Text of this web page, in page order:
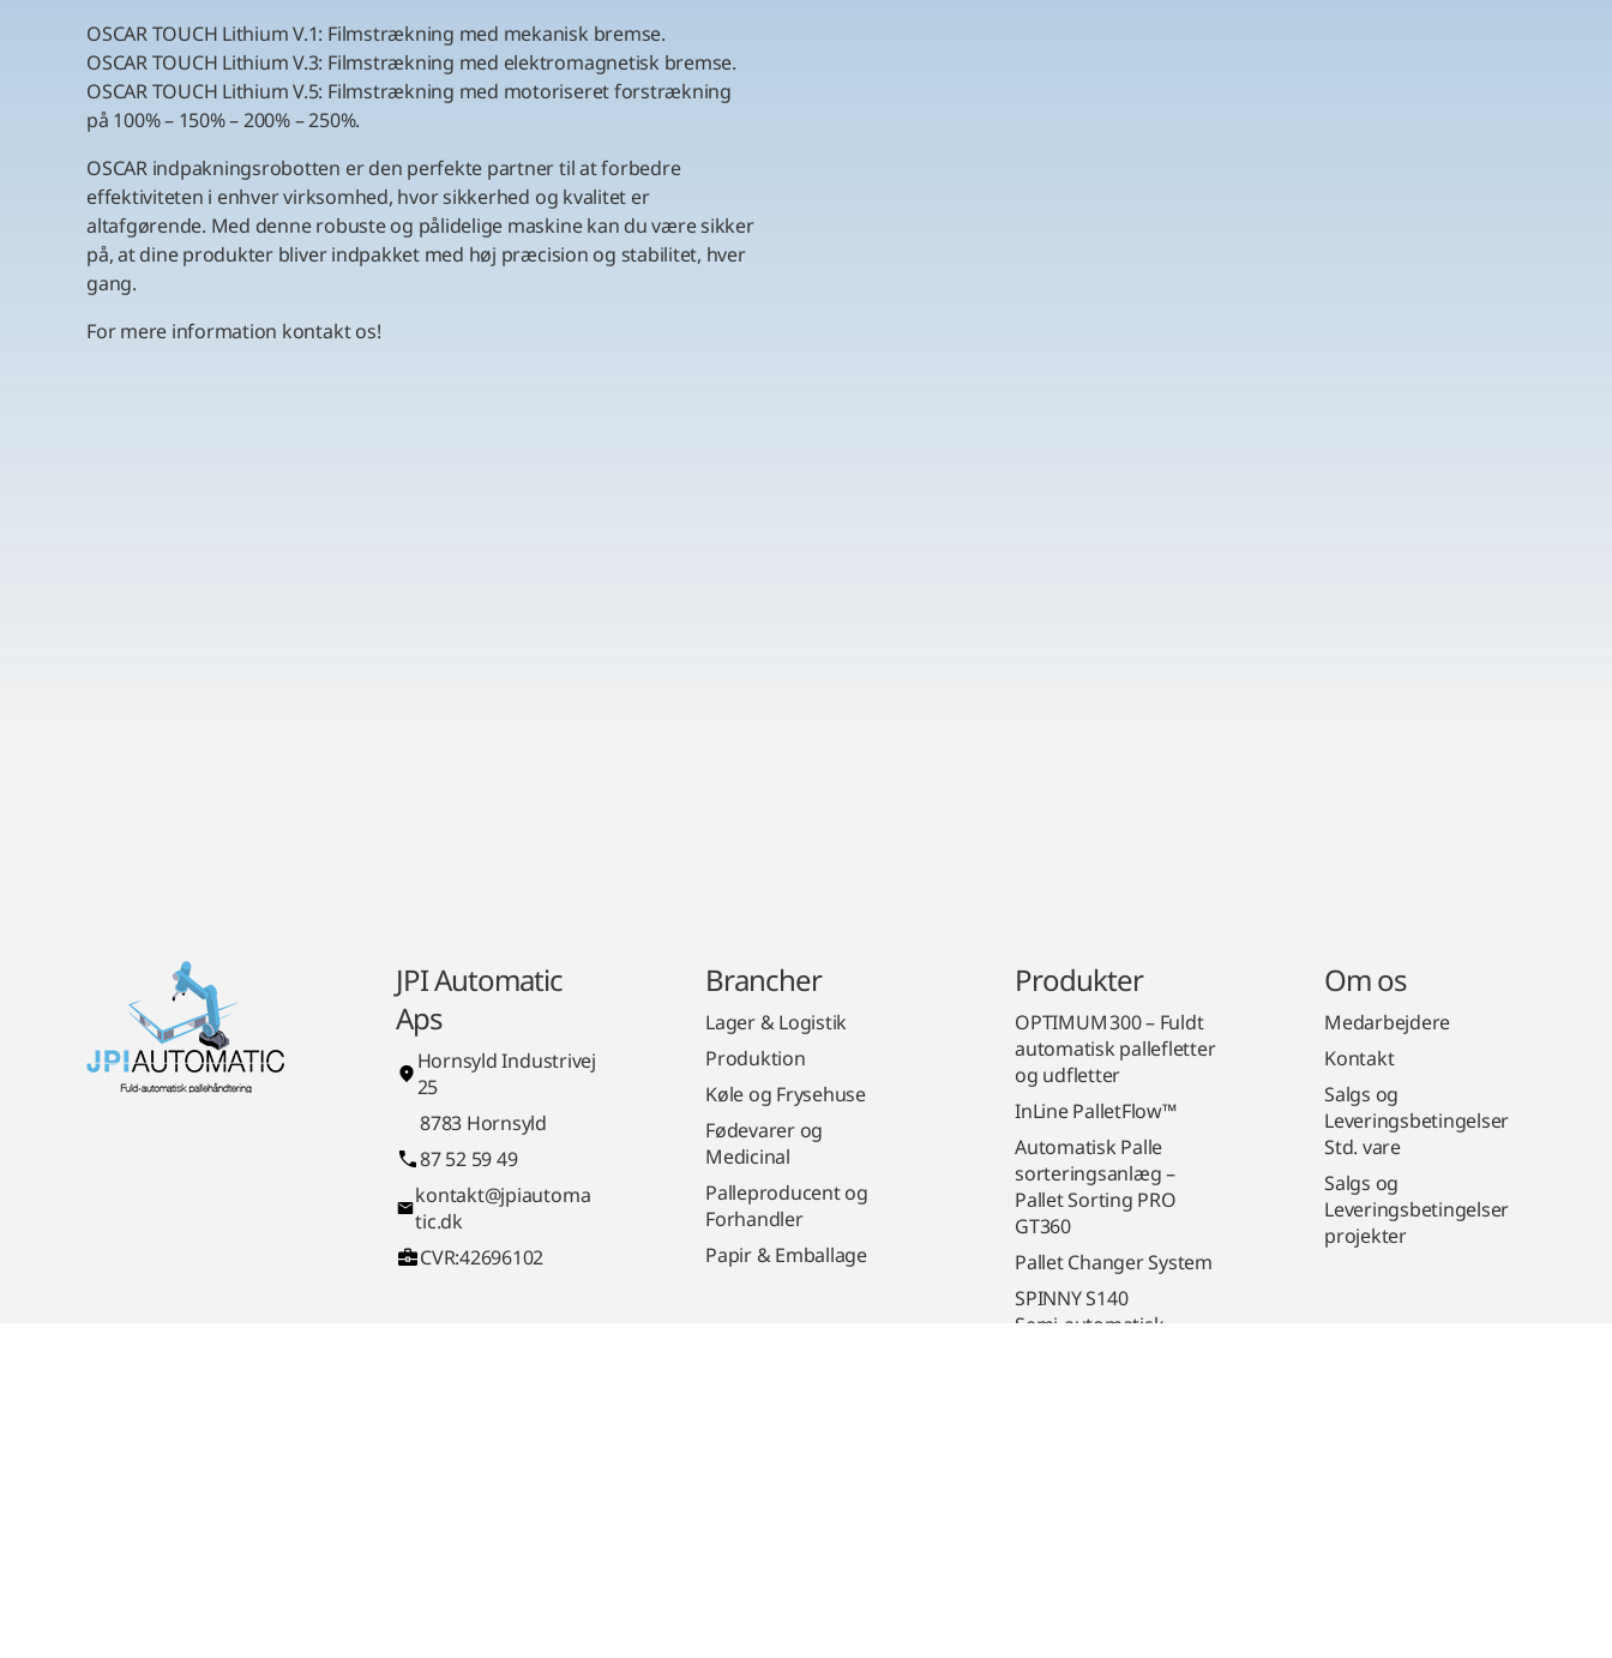
OSCAR TOUCH Lithium V.1: Filmstrækning med mekanisk bremse.
OSCAR TOUCH Lithium V.3: Filmstrækning med elektromagnetisk bremse.
OSCAR TOUCH Lithium V.5: Filmstrækning med motoriseret forstrækning
på 100% – 150% – 200% – 250%.
OSCAR indpakningsrobotten er den perfekte partner til at forbedre
effektiviteten i enhver virksomhed, hvor sikkerhed og kvalitet er
altafgørende. Med denne robuste og pålidelige maskine kan du være sikker
på, at dine produkter bliver indpakket med høj præcision og stabilitet, hver
gang.
For mere information kontakt os!
JPI Automatic
Aps
Hornsyld Industrivej
25
8783 Hornsyld
87 52 59 49
kontakt@jpiautoma
tic.dk
CVR:42696102
Brancher
Lager & Logistik
Produktion
Køle og Frysehuse
Fødevarer og
Medicinal
Palleproducent og
Forhandler
Papir & Emballage
Produkter
OPTIMUM 300 – Fuldt
automatisk pallefletter
og udfletter
InLine PalletFlow™
Automatisk Palle
sorteringsanlæg –
Pallet Sorting PRO
GT360
Pallet Changer System
SPINNY S140
Semi‑automatisk
Om os
Medarbejdere
Kontakt
Salgs og
Leveringsbetingelser
Std. vare
Salgs og
Leveringsbetingelser
projekter